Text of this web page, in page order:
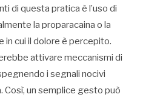
di questa pratica è l’uso di
la proparacaina o la
in cui il dolore è percepito.
attivare meccanismi di
i segnali nocivi
Così, un semplice gesto può